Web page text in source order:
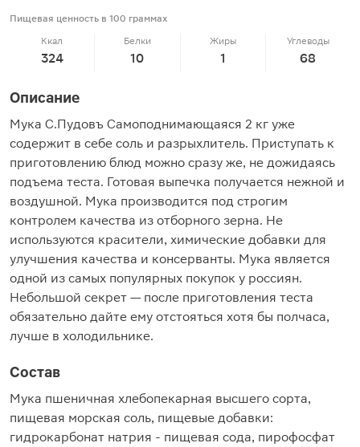
Пищевая ценность в 100 граммах
Ккал
324
Белки
10
Жиры
1
Углеводы
68
Описание
Мука С.Пудовъ Самоподнимающаяся 2 кг уже
содержит в себе соль и разрыхлитель. Приступать к
приготовлению блюд можно сразу же, не дожидаясь
подъема теста. Готовая выпечка получается нежной и
воздушной. Мука производится под строгим
контролем качества из отборного зерна. Не
используются красители, химические добавки для
улучшения качества и консерванты. Мука является
одной из самых популярных покупок у россиян.
Небольшой секрет — после приготовления теста
обязательно дайте ему отстояться хотя бы полчаса,
лучше в холодильнике.
Состав
Мука пшеничная хлебопекарная высшего сорта,
пищевая морская соль, пищевые добавки:
гидрокарбонат натрия - пищевая сода, пирофосфат